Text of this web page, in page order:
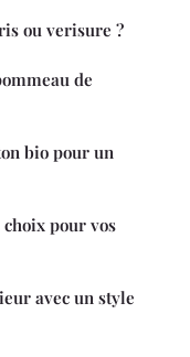
ou verisure ?
de
bio pour un
pour vos
avec un style